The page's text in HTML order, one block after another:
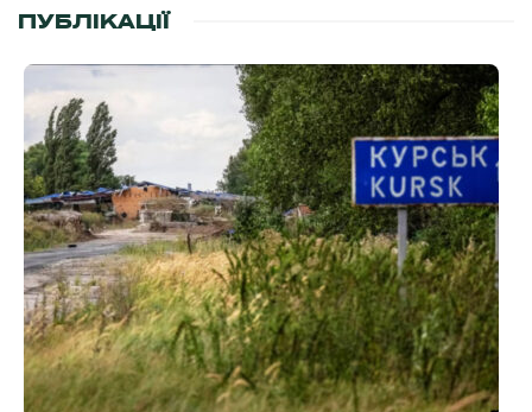
ПУБЛІКАЦІЇ